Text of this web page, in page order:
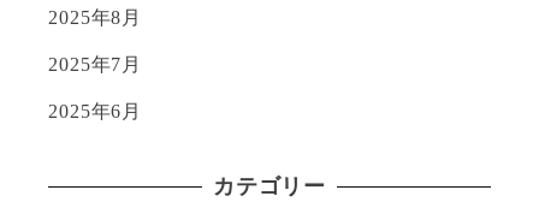
2025年8月
2025年7月
2025年6月
カテゴリー